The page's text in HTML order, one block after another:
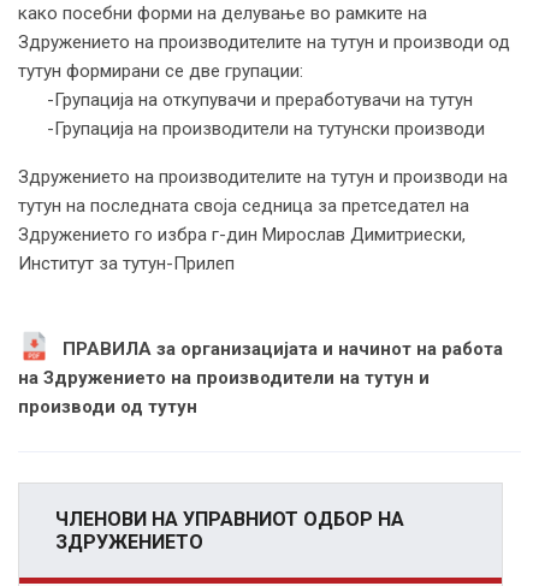
како посебни форми на делување во рамките на
Здружението на производителите на тутун и производи од
тутун формирани се две групации:
-Групација на откупувачи и преработувачи на тутун
-Групација на производители на тутунски производи
Здружението на производителите на тутун и производи на
тутун на последната своја седница за претседател на
Здружението го избра г-дин Мирослав Димитриески,
Институт за тутун-Прилеп
ПРАВИЛА за организацијата и начинот на работа
на Здружението на производители на тутун и
производи од тутун
ЧЛЕНОВИ НА УПРАВНИОТ ОДБОР НА
ЗДРУЖЕНИЕТО